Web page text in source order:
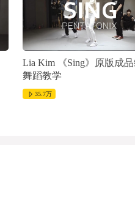
Lia Kim 《Sing》原版成
舞蹈教学
35.7万